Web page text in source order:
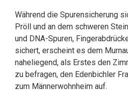
Während die Spurensicherung
Pröll und an dem schweren
und DNA-Spuren,
sichert, erscheint es dem
naheliegend, als Erstes den
zu befragen, den Edenbichler
zum Männerwohnheim auf.